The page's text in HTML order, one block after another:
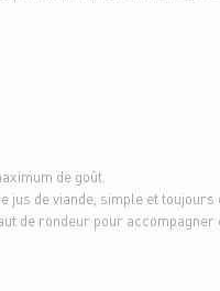
de goût.
jus de viande, simple et toujours
de rondeur pour accompagner